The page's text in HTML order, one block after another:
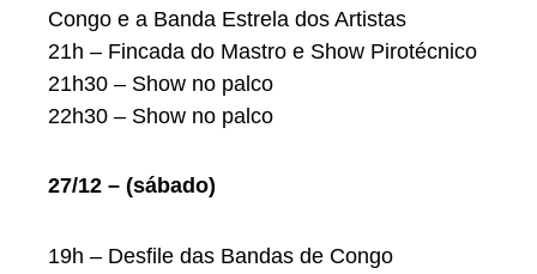
Congo e a Banda Estrela dos Artistas
21h – Fincada do Mastro e Show Pirotécnico
21h30 – Show no palco
22h30 – Show no palco
27/12 – (sábado)
19h – Desfile das Bandas de Congo